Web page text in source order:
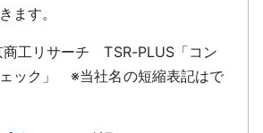
ます。
商工リサーチ TSR-PLUS「コン
ック」 ※当社名の短縮表記はで